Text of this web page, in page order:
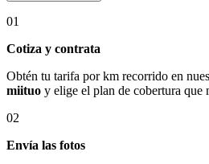
01
Cotiza y contrata
Obtén tu tarifa por km recorrido en
miituo y elige el plan de cobertura que
02
Envía las fotos